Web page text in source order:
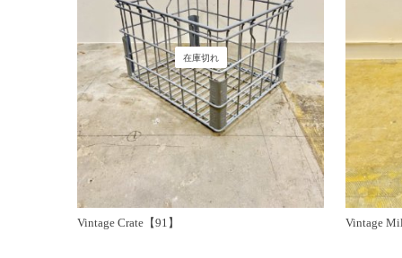
在庫切れ
Vintage Crate【91】 Vintage